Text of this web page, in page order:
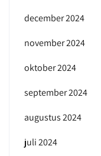
december 2024
november 2024
oktober 2024
september 2024
augustus 2024
juli 2024